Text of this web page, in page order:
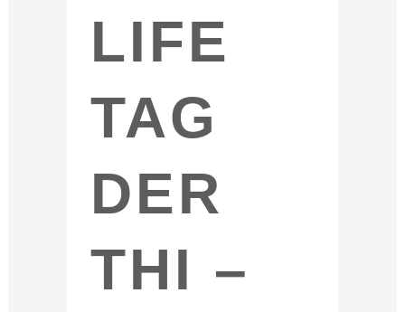
LIFE
TAG
DER
THI –